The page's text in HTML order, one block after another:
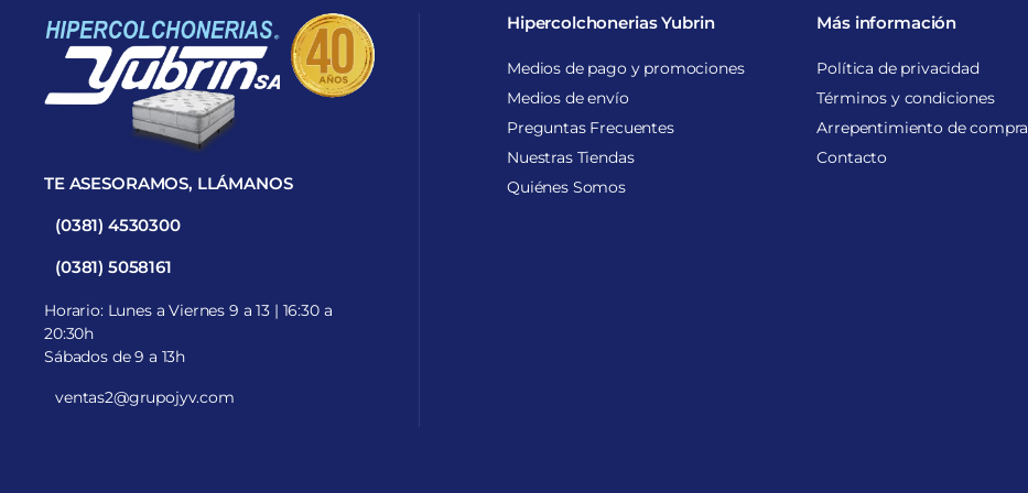
TE ASESORAMOS, LLÁMANOS
(0381) 4530300
(0381) 5058161
Horario: Lunes a Viernes 9 a 13 | 16:30 a
20:30h
Sábados de 9 a 13h
ventas2@grupojyv.com
Hipercolchonerias Yubrin
Medios de pago y promociones
Medios de envío
Preguntas Frecuentes
Nuestras Tiendas
Quiénes Somos
Más información
Política de privacidad
Términos y condiciones
Arrepentimiento de compra
Contacto